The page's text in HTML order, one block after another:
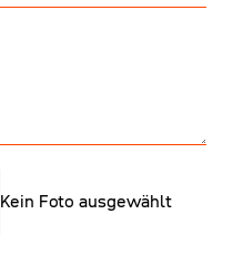
Kein Foto ausgewählt